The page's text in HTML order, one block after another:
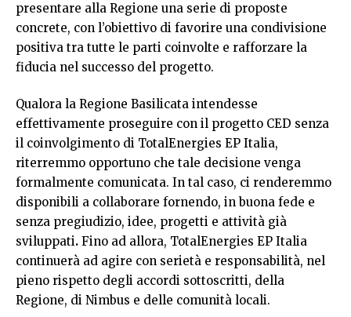
presentare alla Regione una serie di proposte
concrete, con l’obiettivo di favorire una condivisione
positiva tra tutte le parti coinvolte e rafforzare la
fiducia nel successo del progetto.
Qualora la Regione Basilicata intendesse
effettivamente proseguire con il progetto CED senza
il coinvolgimento di TotalEnergies EP Italia,
riterremmo opportuno che tale decisione venga
formalmente comunicata. In tal caso, ci renderemmo
disponibili a collaborare fornendo, in buona fede e
senza pregiudizio, idee, progetti e attività già
sviluppati. Fino ad allora, TotalEnergies EP Italia
continuerà ad agire con serietà e responsabilità, nel
pieno rispetto degli accordi sottoscritti, della
Regione, di Nimbus e delle comunità locali.